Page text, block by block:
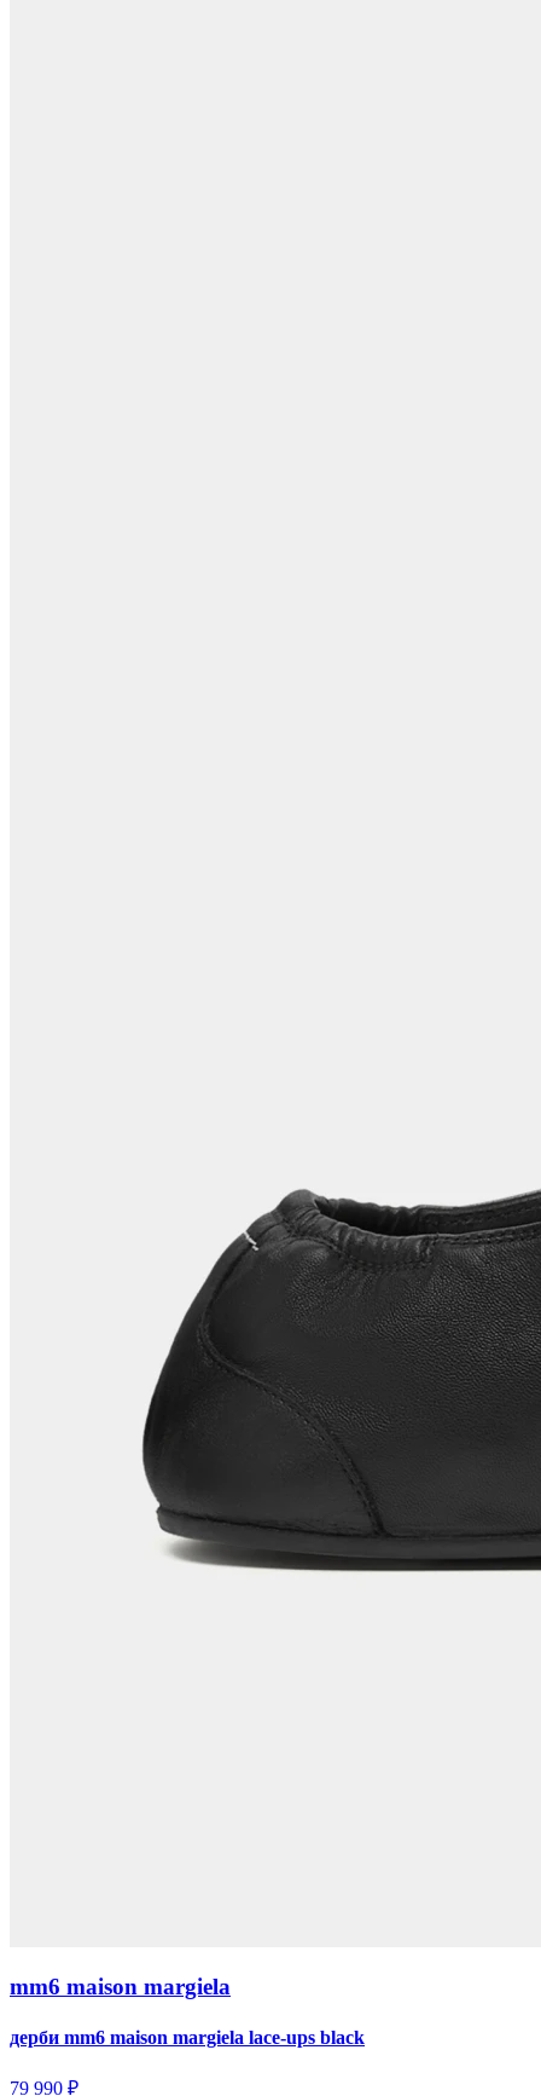
mm6 maison margiela
дерби mm6 maison margiela lace-ups black
79 990 ₽